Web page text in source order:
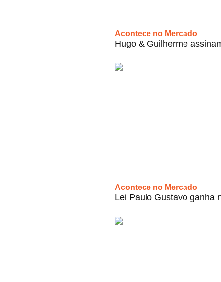
Acontece no Mercado
Hugo & Guilherme
Acontece no Mercado
Lei Paulo Gustavo ganha